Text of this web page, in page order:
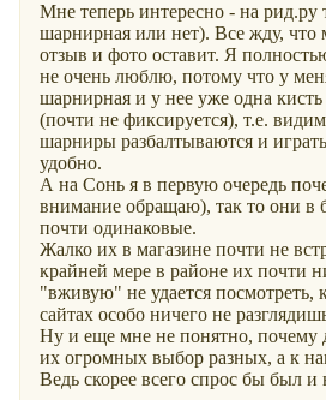
Мне теперь интересно - на рид.ру
шарнирная или нет). Все жду, что
отзыв и фото оставит. Я
не очень люблю, потому что у
шарнирная и у нее уже одна
(почти не фиксируется), т.е.
шарниры разбалтываются и
удобно.
А на Сонь я в первую очередь
внимание обращаю), так то они в
почти одинаковые.
Жалко их в магазине почти не
крайней мере в районе их почти
"вживую" не удается посмотреть,
сайтах особо ничего не
Ну и еще мне не понятно, почему
их огромных выбор разных, а к
Ведь скорее всего спрос бы был и